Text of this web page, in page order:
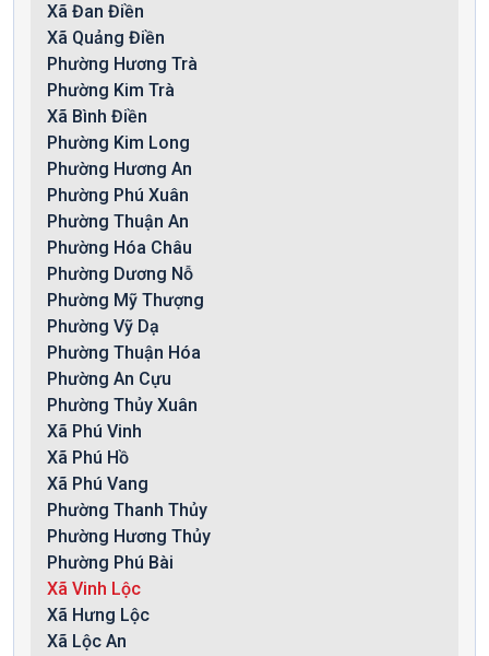
Xã Đan Điền
Xã Quảng Điền
Phường Hương Trà
Phường Kim Trà
Xã Bình Điền
Phường Kim Long
Phường Hương An
Phường Phú Xuân
Phường Thuận An
Phường Hóa Châu
Phường Dương Nỗ
Phường Mỹ Thượng
Phường Vỹ Dạ
Phường Thuận Hóa
Phường An Cựu
Phường Thủy Xuân
Xã Phú Vinh
Xã Phú Hồ
Xã Phú Vang
Phường Thanh Thủy
Phường Hương Thủy
Phường Phú Bài
Xã Vinh Lộc
Xã Hưng Lộc
Xã Lộc An